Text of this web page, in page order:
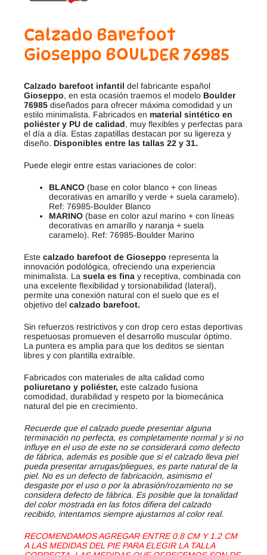
Calzado Barefoot
Gioseppo BOULDER 76985
Calzado barefoot infantil del fabricante español
Gioseppo, en esta ocasión traemos el modelo Boulder
76985 diseñados para ofrecer máxima comodidad y un
estilo minimalista. Fabricados en material sintético en
poliéster y PU de calidad, muy flexibles y perfectas para
el día a día. Estas zapatillas destacan por su ligereza y
diseño. Disponibles entre las tallas 22 y 31.
Puede elegir entre estas variaciones de color:
BLANCO (base en color blanco + con líneas
decorativas en amarillo y verde + suela caramelo).
Ref: 76985-Boulder Blanco
MARINO (base en color azul marino + con líneas
decorativas en amarillo y naranja + suela
caramelo). Ref: 76985-Boulder Marino
Este calzado barefoot de Gioseppo representa la
innovación podológica, ofreciendo una experiencia
minimalista. La suela es fina y receptiva, combinada con
una excelente flexibilidad y torsionabilidad (lateral),
permite una conexión natural con el suelo que es el
objetivo del calzado barefoot.
Sin refuerzos restrictivos y con drop cero estas deportivas
respetuosas promueven el desarrollo muscular óptimo.
La puntera es amplia para que los deditos se sientan
libres y con plantilla extraíble.
Fabricados con materiales de alta calidad como
poliuretano y poliéster, este calzado fusiona
comodidad, durabilidad y respeto por la biomecánica
natural del pie en crecimiento.
Recuerde que el calzado puede presentar alguna
terminación no perfecta, es completamente normal y si no
influye en el uso de este no se considerará como defecto
de fábrica, además es posible que si el calzado lleva piel
pueda presentar arrugas/pliegues, es parte natural de la
piel. No es un defecto de fabricación, asimismo el
desgaste por el uso o por la abrasión/rozamiento no se
considera defecto de fábrica. Es posible que la tonalidad
del color mostrada en las fotos difiera del calzado
recibido, intentamos siempre ajustarnos al color real.
RECOMENDAMOS AGREGAR ENTRE 0.8 CM Y 1.2 CM
A LAS MEDIDAS DEL PIE PARA ELEGIR LA TALLA